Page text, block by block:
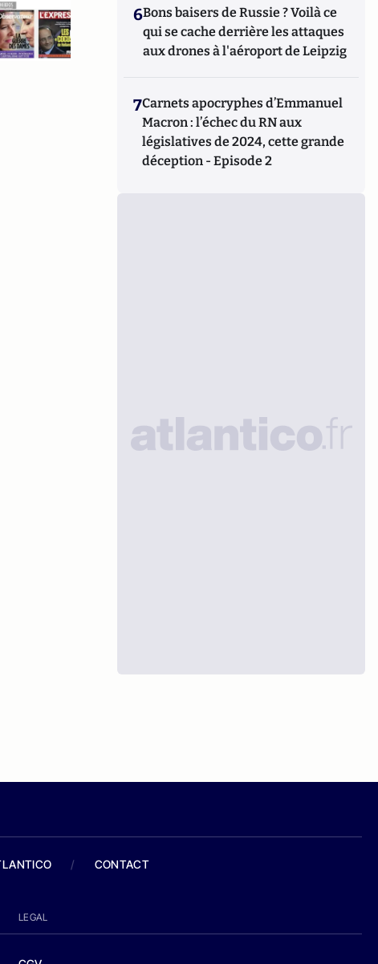
6Bons baisers de Russie ? Voilà ce
qui se cache derrière les attaques
aux drones à l'aéroport de Leipzig
7Carnets apocryphes d’Emmanuel
Macron : l’échec du RN aux
législatives de 2024, cette grande
déception - Episode 2
/ CONTACT
LEGAL